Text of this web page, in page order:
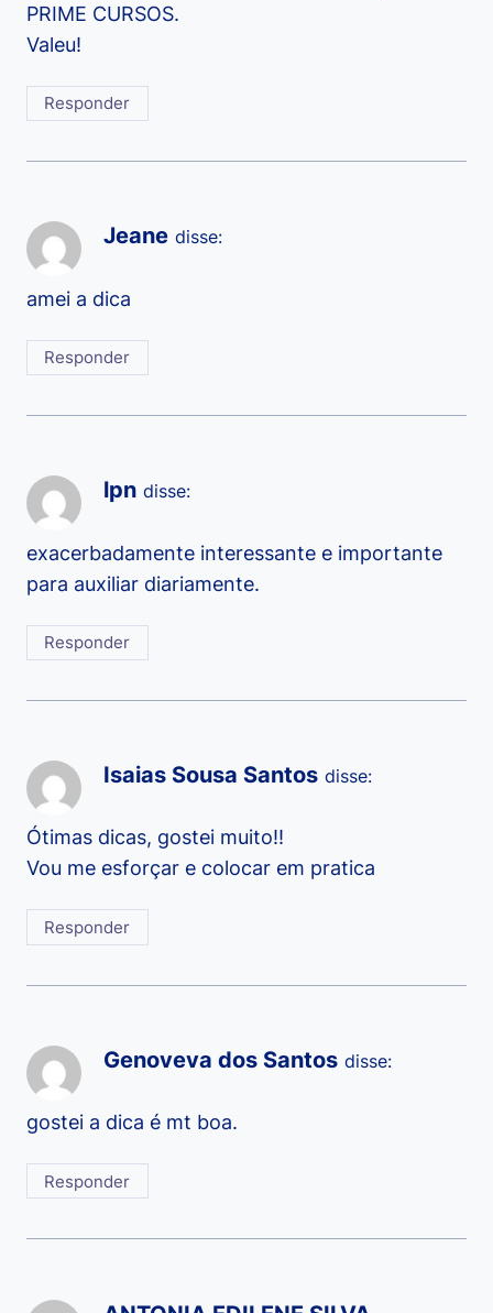
PRIME CURSOS.
Valeu!
Responder
Jeane disse:
amei a dica
Responder
lpn disse:
exacerbadamente interessante e importante
para auxiliar diariamente.
Responder
Isaias Sousa Santos disse:
Ótimas dicas, gostei muito!!
Vou me esforçar e colocar em pratica
Responder
Genoveva dos Santos disse:
gostei a dica é mt boa.
Responder